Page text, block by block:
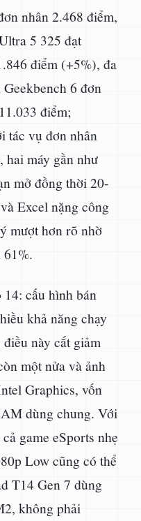
nhân 2.468 điểm,
5 325 đạt
điểm (+5%), đa
6 đơn
điểm;
tác vụ đơn nhân
hai máy gần như
mở đồng thời 20-
Excel nặng công
mượt hơn rõ nhờ
61%.
cấu hình bán
khả năng chạy
này cắt giảm
một nửa và ảnh
Graphics, vốn
dùng chung. Với
game eSports nhẹ
Low cũng có thể
T14 Gen 7 dùng
không phải